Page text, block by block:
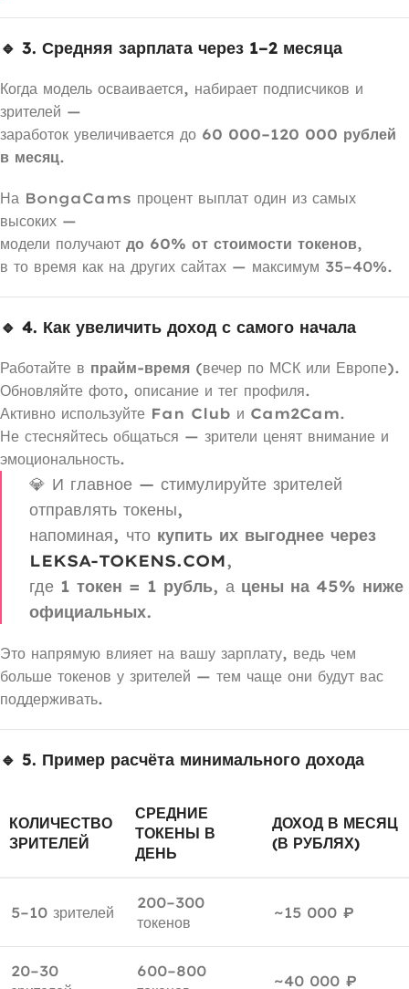
🔹 3. Средняя зарплата через 1–2 месяца
Когда модель осваивается, набирает подписчиков и
зрителей —
заработок увеличивается до 60 000–120 000 рублей
в месяц.
На BongaCams процент выплат один из самых
высоких —
модели получают до 60% от стоимости токенов,
в то время как на других сайтах — максимум 35–40%.
🔹 4. Как увеличить доход с самого начала
Работайте в прайм-время (вечер по МСК или Европе).
Обновляйте фото, описание и тег профиля.
Активно используйте Fan Club и Cam2Cam.
Не стесняйтесь общаться — зрители ценят внимание и
эмоциональность.
💎 И главное — стимулируйте зрителей
отправлять токены,
напоминая, что купить их выгоднее через
LEKSA-TOKENS.COM,
где 1 токен = 1 рубль, а цены на 45% ниже
официальных.
Это напрямую влияет на вашу зарплату, ведь чем
больше токенов у зрителей — тем чаще они будут вас
поддерживать.
🔹 5. Пример расчёта минимального дохода
КОЛИЧЕСТВО
ЗРИТЕЛЕЙ
СРЕДНИЕ
ТОКЕНЫ В
ДЕНЬ
ДОХОД В МЕСЯЦ
(В РУБЛЯХ)
5–10 зрителей
200–300
токенов
~15 000 ₽
20–30
600–800
~40 000 ₽